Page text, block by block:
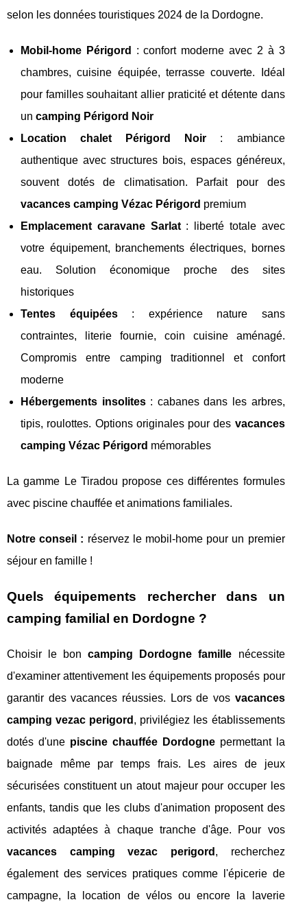
selon les données touristiques 2024 de la Dordogne.
Mobil-home Périgord
: confort moderne avec 2 à 3
chambres, cuisine équipée, terrasse couverte. Idéal
pour familles souhaitant allier praticité et détente dans
un camping Périgord Noir
Location chalet Périgord Noir : ambiance
authentique avec structures bois, espaces généreux,
souvent dotés de climatisation. Parfait pour des
vacances camping Vézac Périgord premium
Emplacement caravane Sarlat: liberté totale avec
votre équipement, branchements électriques, bornes
eau. Solution économique proche des sites
historiques
Tentes équipées: expérience nature sans
contraintes, literie fournie, coin cuisine aménagé.
Compromis entre camping traditionnel et confort
moderne
Hébergements insolites: cabanes dans les arbres,
tipis, roulottes. Options originales pour des vacances
camping Vézac Périgord mémorables
La gamme Le Tiradou propose ces différentes formules
avec piscine chauffée et animations familiales.
Notre conseil : réservez le mobil-home pour un premier
séjour en famille !
Quels équipements rechercher dans un
camping familial en Dordogne ?
Choisir le boncamping Dordogne famille nécessite
d'examiner attentivement les équipements proposés pour
garantir des vacances réussies. Lors de vos vacances
camping vezac perigord , privilégiez les établissements
dotés d'une piscine chauffée Dordognepermettant la
baignade même par temps frais. Les aires de jeux
sécurisées constituent un atout majeur pour occuper les
enfants, tandis que les clubs d'animation proposent des
activités adaptées à chaque tranche d'âge. Pour vos
vacances camping vezac perigord , recherchez
également des services pratiques comme l'épicerie de
campagne, la location de vélos ou encore la laverie